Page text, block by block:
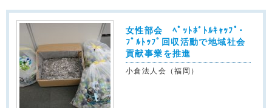
女性部会 ﾍﾟｯﾄﾎﾞﾄﾙｷｬｯﾌﾟ･
ﾌﾟﾙﾄｯﾌﾟ回収活動で地域社会
貢献事業を推進
小倉法人会（福岡）